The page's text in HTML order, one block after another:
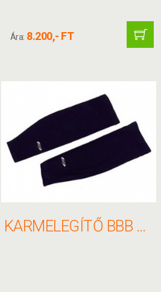
Ára: 8.200,- FT
KARMELEGÍTŐ BBB BW-92